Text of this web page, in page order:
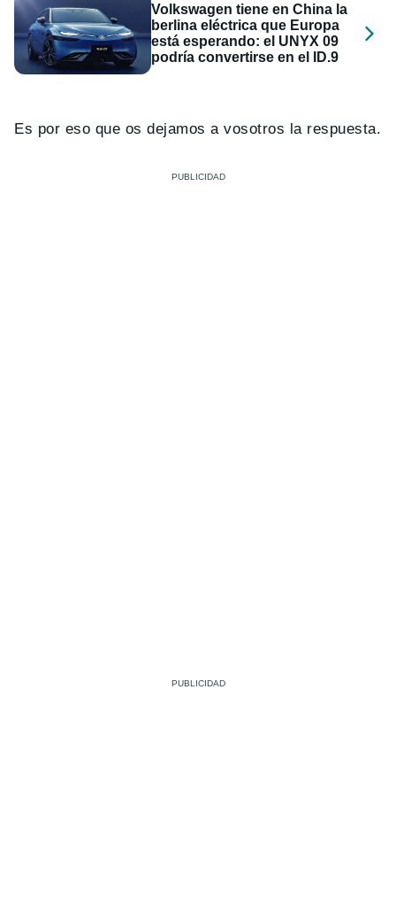
Volkswagen tiene en China la
berlina eléctrica que Europa
está esperando: el UNYX 09
podría convertirse en el ID.9
Es por eso que os dejamos a vosotros la respuesta.